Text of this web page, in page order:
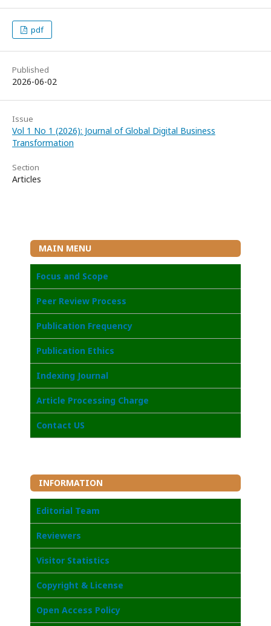
pdf
Published
2026-06-02
Issue
Vol 1 No 1 (2026): Journal of Global Digital Business
Transformation
Section
Articles
MAIN MENU
Focus and Scope
Peer Review Process
Publication Frequency
Publication Ethics
Indexing Journal
Article Processing Charge
Contact US
INFORMATION
Editorial Team
Reviewers
Visitor Statistics
Copyright & License
Open Access Policy